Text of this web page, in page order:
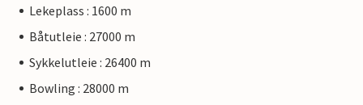
Lekeplass : 1600 m
Båtutleie : 27000 m
Sykkelutleie : 26400 m
Bowling : 28000 m